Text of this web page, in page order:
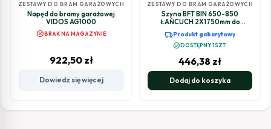
ZESTAWY DO BRAM GARAŻOWYCH
Napęd do bramy garażowej
VIDOS AG1000
cancelBRAK NA MAGAZYNIE
922,50 zł
Dowiedz się więcej
ZESTAWY DO BRAM GARAŻOWYCH
Szyna BFT BIN 650-850
ŁAŃCUCH 2X1750mm do
local_shippingProdukt gabarytowy
check_circleDOSTĘPNY 1SZT.
446,38 zł
Dodaj do koszyka